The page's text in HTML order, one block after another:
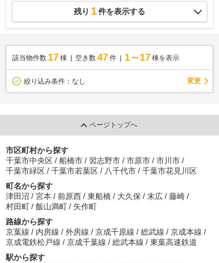
残り 1件を表示する
該当物件数 17棟 空き数 47 件 1～17 棟を表示
絞り込み条件： なし 変更
ページトップへ
市区町村から探す
千葉市中央区 / 船橋市 / 習志野市 / 市原市 / 市川市 /
千葉市緑区 / 千葉市若葉区 / 八千代市 / 千葉市花見川区
町名から探す
津田沼 / 宮本 / 前原西 / 東船橋 / 大久保 / 末広 / 藤崎 /
村田町 / 飯山満町 / 矢作町
路線から探す
京葉線 / 内房線 / 外房線 / 京成千原線 / 総武線 / 京成本線 /
京成電鉄松戸線 / 京成千葉線 / 総武本線 / 東葉高速鉄道
駅から探す